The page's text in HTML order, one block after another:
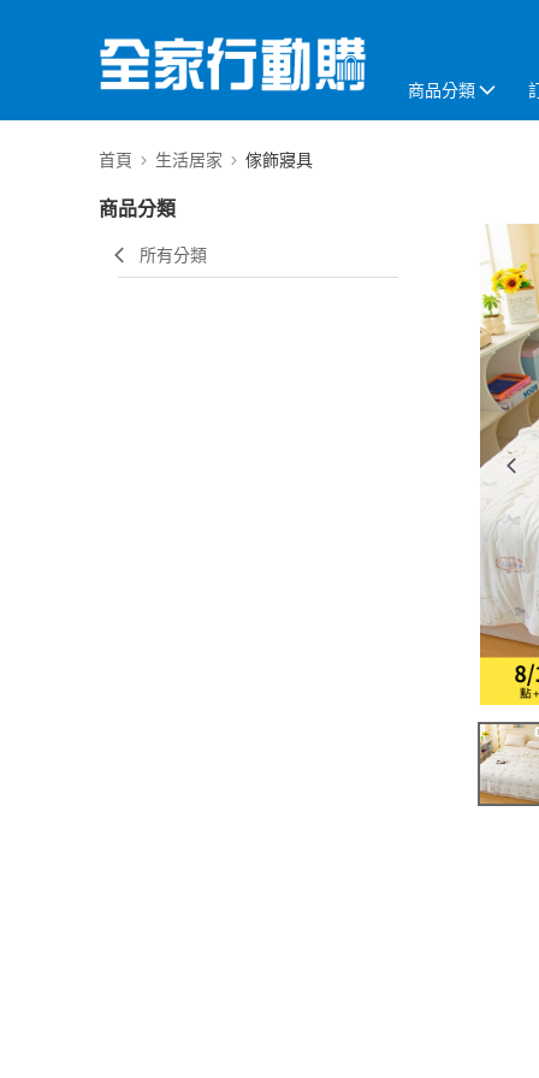
商品分類
首頁 生活居家 傢飾寢具
商品分類
所有分類